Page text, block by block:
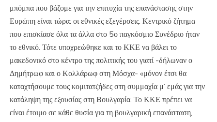
μπόμπα που βάζομε για την επιτυχία της επανάστασης στην
Ευρώπη είναι τώρα: οι εθνικές εξεγέρσεις. Κεντρικό ζήτημα
που επισκίασε όλα τα άλλα στο 5ο παγκόσμιο Συνέδριο ήταν
το εθνικό. Τότε υποχρεώθηκε και το ΚΚΕ να βάλει το
μακεδονικό στο κέντρο της πολιτικής του γιατί -δήλωναν ο
Δημήτρωφ και ο Κολλάρωφ στη Μόσχα- «μόνον έτσι θα
καταχτήσουμε τους κομιτατζήδες στη συμμαχία μ’ εμάς για την
κατάληψη της εξουσίας στη Βουλγαρία. Το ΚΚΕ πρέπει να
είναι έτοιμο σε κάθε θυσία για τη βουλγαρική επανάσταση,